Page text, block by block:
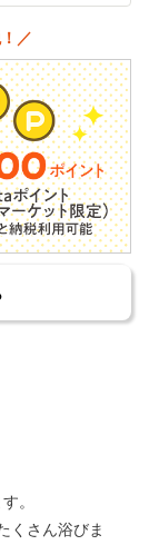
／
。
くさん浴びま